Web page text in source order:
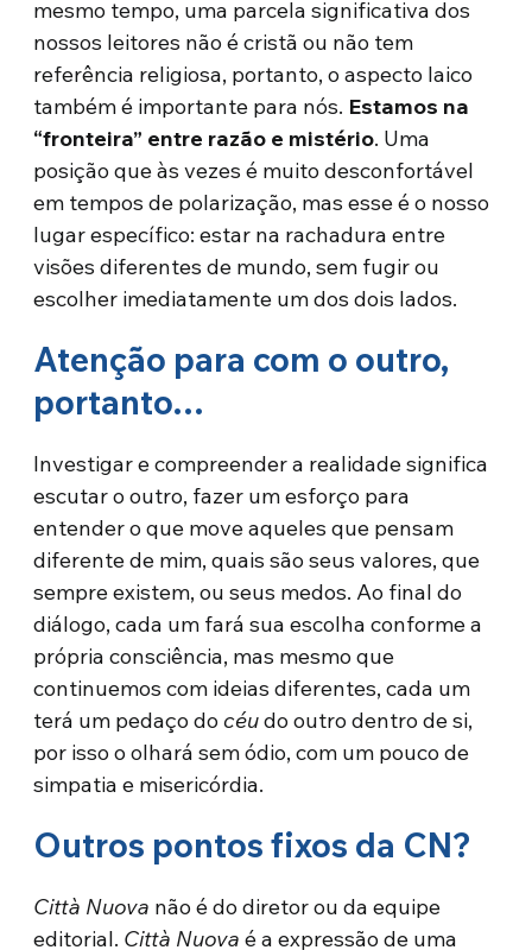
mesmo tempo, uma parcela significativa dos
nossos leitores não é cristã ou não tem
referência religiosa, portanto, o aspecto laico
também é importante para nós. Estamos na
“fronteira” entre razão e mistério. Uma
posição que às vezes é muito desconfortável
em tempos de polarização, mas esse é o nosso
lugar específico: estar na rachadura entre
visões diferentes de mundo, sem fugir ou
escolher imediatamente um dos dois lados.
Atenção para com o outro,
portanto…
Investigar e compreender a realidade significa
escutar o outro, fazer um esforço para
entender o que move aqueles que pensam
diferente de mim, quais são seus valores, que
sempre existem, ou seus medos. Ao final do
diálogo, cada um fará sua escolha conforme a
própria consciência, mas mesmo que
continuemos com ideias diferentes, cada um
terá um pedaço docéudo outro dentro de si,
por isso o olhará sem ódio, com um pouco de
simpatia e misericórdia.
Outros pontos fixos da CN?
Città Nuova não é do diretor ou da equipe
editorial. Città Nuovaé a expressão de uma